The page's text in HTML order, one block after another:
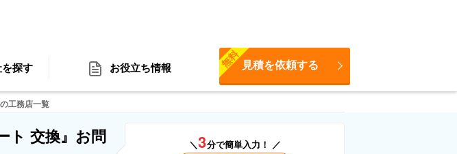
を探す お役立ち情報 見積を依頼する
無料
工務店一覧
ト 交換』お問
＼3分で簡単入力！ ／